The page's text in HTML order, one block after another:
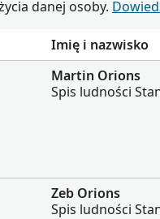
danej osoby.
Imię i nazwisko
Martin Orions
Spis ludności
Zeb Orions
Spis ludności